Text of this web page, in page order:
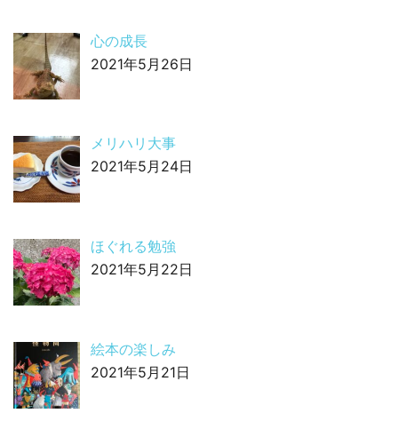
心の成長
2021年5月26日
メリハリ大事
2021年5月24日
ほぐれる勉強
2021年5月22日
絵本の楽しみ
2021年5月21日